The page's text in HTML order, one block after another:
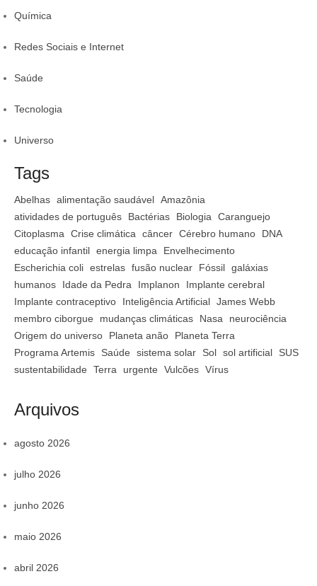
Química
Redes Sociais e Internet
Saúde
Tecnologia
Universo
Tags
Abelhas alimentação saudável Amazônia
atividades de português
Bactérias Biologia
Caranguejo
Citoplasma
Crise climática câncer Cérebro humano
DNA
educação infantil energia limpa
Envelhecimento
Escherichia coli estrelas fusão nuclear Fóssil galáxias
humanos
Idade da Pedra Implanon
Implante cerebral
Implante contraceptivo
Inteligência Artificial James Webb
membro ciborgue
mudanças climáticas Nasa
neurociência
Origem do universo
Planeta anão
Planeta Terra
Programa Artemis
Saúde sistema solar Sol sol artificial
SUS
sustentabilidade
Terra urgente Vulcões Vírus
Arquivos
agosto 2026
julho 2026
junho 2026
maio 2026
abril 2026